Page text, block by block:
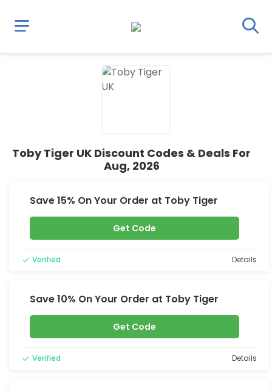
Toby Tiger UK Discount Codes & Deals For
Aug, 2026
Save 15% On Your Order at Toby Tiger
Get Code
Verified Details
Save 10% On Your Order at Toby Tiger
Get Code
Verified Details